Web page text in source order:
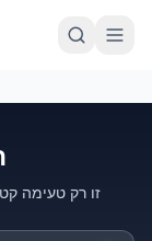
זו רק טעימה קטנה על